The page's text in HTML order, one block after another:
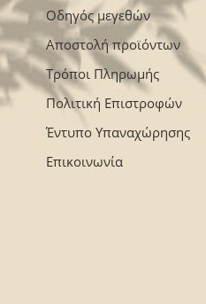
Οδηγός μεγεθών
Αποστολή προϊόντων
Τρόποι Πληρωμής
Πολιτική Επιστροφών
Έντυπο Υπαναχώρησης
Επικοινωνία